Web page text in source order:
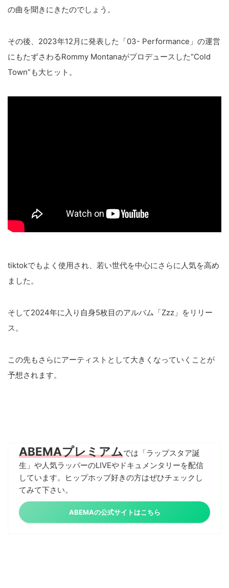
の曲を聞きにきたのでしょう。
その後、2023年12月に発表した「03- Performance」の運営
にもたずさわるRommy Montanaがプロデュースした“Cold
Town”も大ヒット。
tiktokでもよく使用され、若い世代を中心にさらに人気を高め
ました。
そして2024年に入り自身5枚目のアルバム「Zzz」をリリー
ス。
この先もさらにアーティストとして大きくなっていくことが
予想されます。
ABEMAプレミアムでは「ラップスタア誕
生」や人気ラッパーのLIVEやドキュメンタリーを配信
しています。ヒップホップ好きの方はぜひチェックし
てみて下さい。
ABEMAの公式サイトはこちら